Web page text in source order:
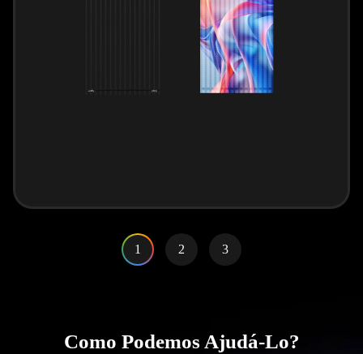
1 2 3
Como Podemos Ajudá-Lo?